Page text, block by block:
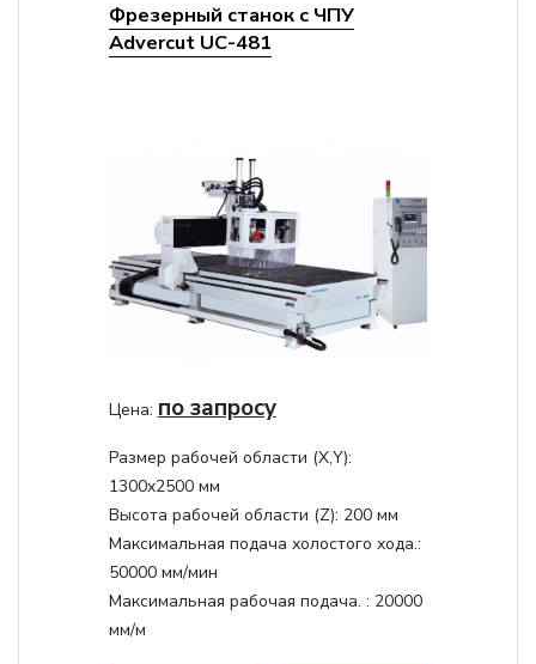
Фрезерный станок с ЧПУ
Advercut UС-481
Цена: по запросу
Размер рабочей области (Х,Y):
1300x2500 мм
Высота рабочей области (Z): 200 мм
Максимальная подача холостого хода.:
50000 мм/мин
Максимальная рабочая подача. : 20000
мм/м